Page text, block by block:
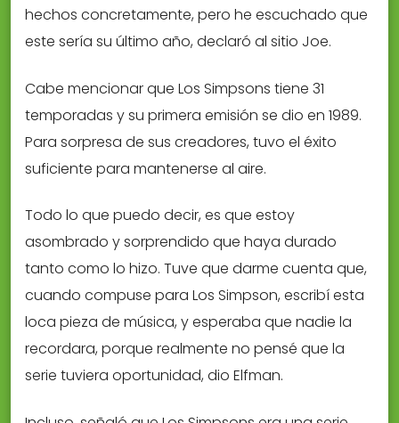
hechos concretamente, pero he escuchado que
este sería su último año, declaró al sitio Joe.
Cabe mencionar que Los Simpsons tiene 31
temporadas y su primera emisión se dio en 1989.
Para sorpresa de sus creadores, tuvo el éxito
suficiente para mantenerse al aire.
Todo lo que puedo decir, es que estoy
asombrado y sorprendido que haya durado
tanto como lo hizo. Tuve que darme cuenta que,
cuando compuse para Los Simpson, escribí esta
loca pieza de música, y esperaba que nadie la
recordara, porque realmente no pensé que la
serie tuviera oportunidad, dio Elfman.